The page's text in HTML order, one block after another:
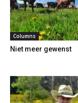
Columns
Niet meer gewenst